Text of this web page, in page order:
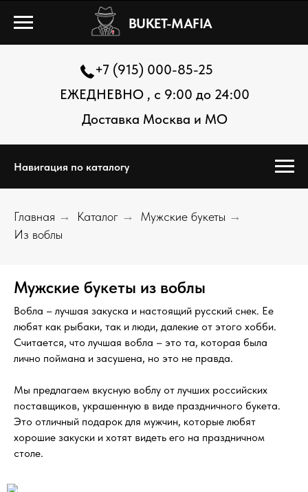
BUKET-MAFIA
+7 (915) 000-85-25
ЕЖЕДНЕВНО , с 9:00 до 24:00
Доставка Москва и МО
Навигация по каталогу
Главная → Каталог → Мужские букеты →
Из воблы
Мужские букеты из воблы
Вобла – лучшая закуска и настоящий русский снек. Ее
любят как рыбаки, так и люди, далекие от этого хобби.
Считается, что лучшая вобла – это та, которая была
лично поймана и засушена, но это не правда.
Мы предлагаем вкусную воблу от лучших российских
поставщиков, украшенную в виде праздничного букета.
Это отличный подарок для мужчин, которые любят
хорошие закуски и хотят видеть его на праздничном
столе.